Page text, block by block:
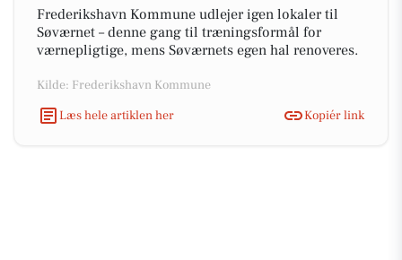
Frederikshavn Kommune udlejer igen lokaler til
Søværnet – denne gang til træningsformål for
værnepligtige, mens Søværnets egen hal renoveres.
Kilde: Frederikshavn Kommune
Læs hele artiklen her
Kopiér link